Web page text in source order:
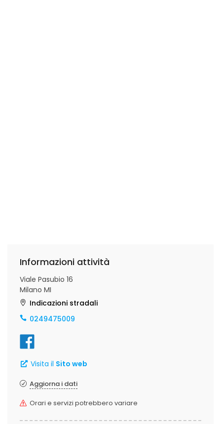
Informazioni attività
Viale Pasubio 16
Milano MI
Indicazioni stradali
0249475009
Visita il Sito web
Aggiorna i dati
Orari e servizi potrebbero variare